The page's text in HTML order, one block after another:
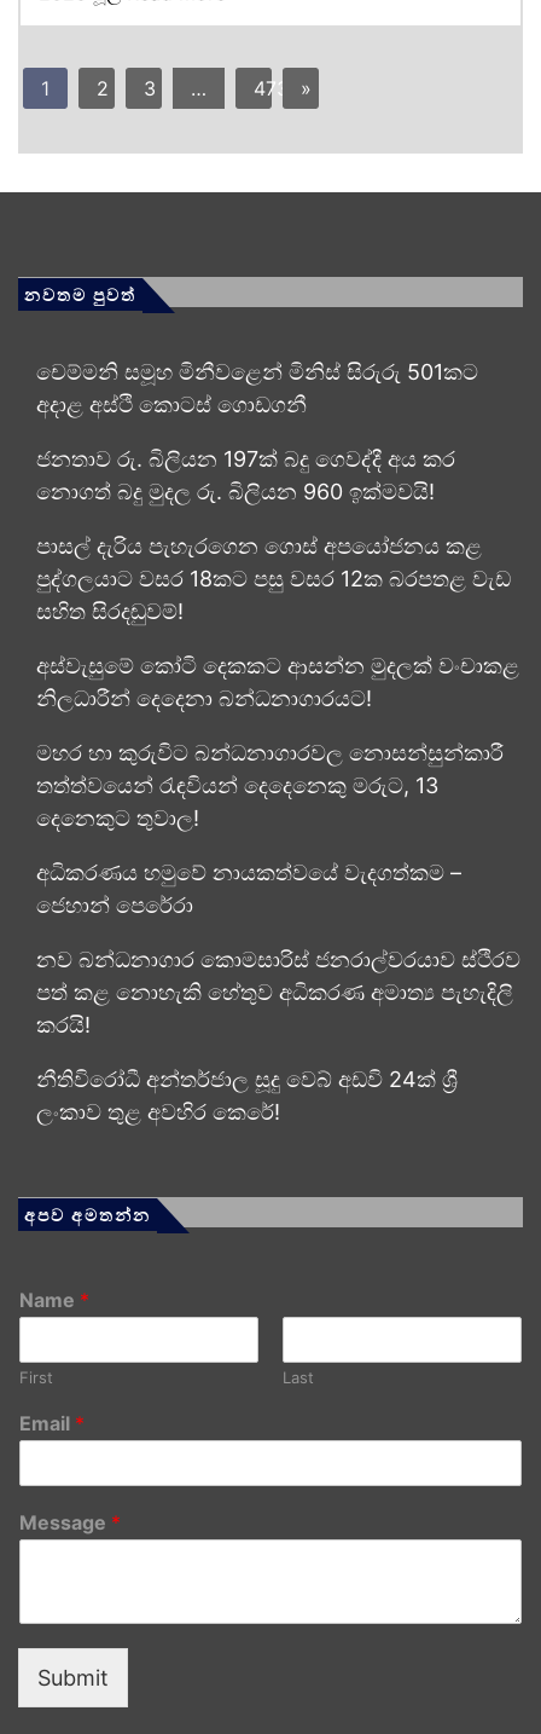
1 2 3 … 473 »
නවතම පුවත්
චෙම්මනි සමූහ මිනීවළෙන් මිනිස් සිරුරු 501කට
අදාළ අස්ථි කොටස් ගොඩගනී
ජනතාව රු. බිලියන 197ක් බදු ගෙවද්දී අය කර
නොගත් බදු මුදල රු. බිලියන 960 ඉක්මවයි!
පාසල් දැරිය පැහැරගෙන ගොස් අපයෝජනය කළ
පුද්ගලයාට වසර 18කට පසු වසර 12ක බරපතළ වැඩ
සහිත සිරදඬුවම්!
අස්වැසුමේ කෝටි දෙකකට ආසන්න මුදලක් වංචාකළ
නිලධාරීන් දෙදෙනා බන්ධනාගාරයට!
මහර හා කුරුවිට බන්ධනාගාරවල නොසන්සුන්කාරී
තත්ත්වයෙන් රැඳවියන් දෙදෙනෙකු මරුට, 13
දෙනෙකුට තුවාල!
අධිකරණය හමුවේ නායකත්වයේ වැදගත්කම –
ජෙහාන් පෙරේරා
නව බන්ධනාගාර කොමසාරිස් ජනරාල්වරයාව ස්ථිරව
පත් කළ නොහැකි හේතුව අධිකරණ අමාත්‍ය පැහැදිලි
කරයි!
නීතිවිරෝධී අන්තර්ජාල සූදු වෙබ් අඩවි 24ක් ශ්‍රී
ලංකාව තුළ අවහිර කෙරේ!
අපව අමතන්න
Name *
First Last
Email *
Message *
Submit